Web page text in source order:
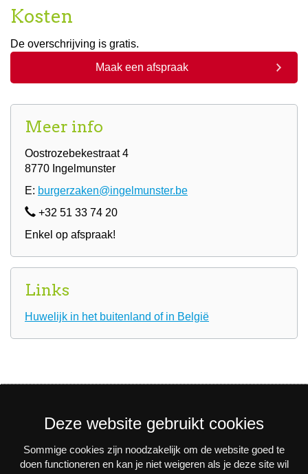
Kosten
De overschrijving is gratis.
Maak een afspraak
Meer info
Oostrozebekestraat 4
8770 Ingelmunster
E: burgerzaken@ingelmunster.be
+32 51 33 74 20
Enkel op afspraak!
Links
Huwelijk in het buitenland of in België
Nieuwsbrief
Deze website gebruikt cookies
Sommige cookies zijn noodzakelijk om de website goed te
doen functioneren en kan je niet weigeren als je deze site wil